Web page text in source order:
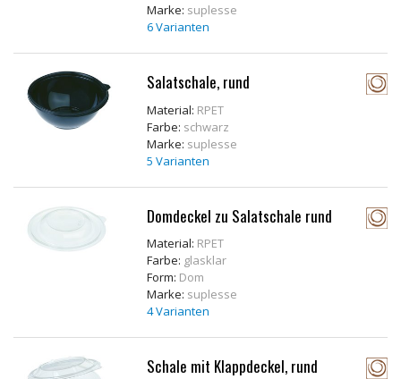
Marke: suplesse
6 Varianten
Salatschale, rund
Material: RPET
Farbe: schwarz
Marke: suplesse
5 Varianten
Domdeckel zu Salatschale rund
Material: RPET
Farbe: glasklar
Form: Dom
Marke: suplesse
4 Varianten
Schale mit Klappdeckel, rund